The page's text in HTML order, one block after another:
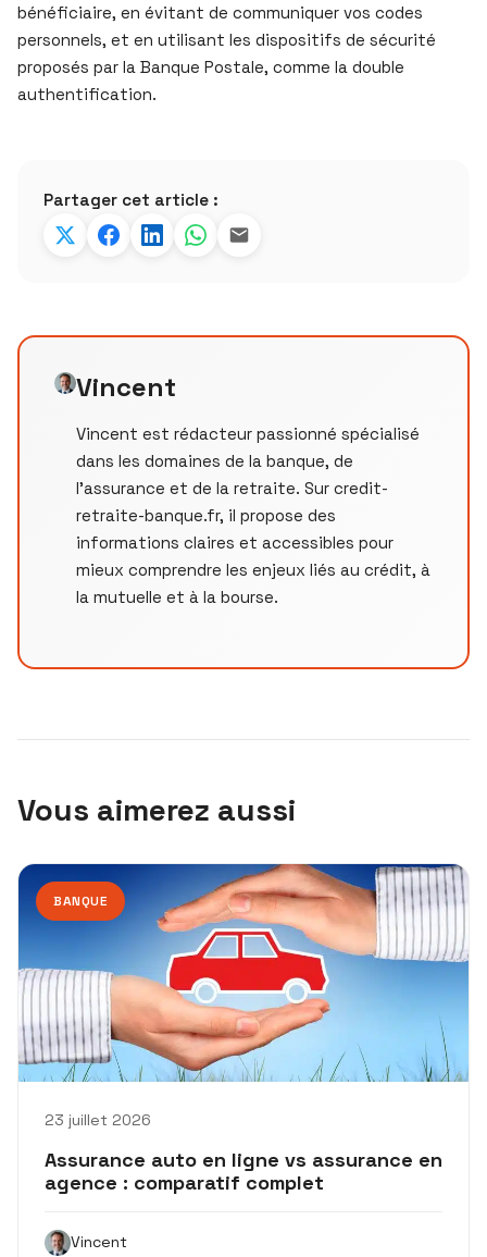
bénéficiaire, en évitant de communiquer vos codes
personnels, et en utilisant les dispositifs de sécurité
proposés par la Banque Postale, comme la double
authentification.
Partager cet article :
Vincent
Vincent est rédacteur passionné spécialisé
dans les domaines de la banque, de
l'assurance et de la retraite. Sur credit-
retraite-banque.fr, il propose des
informations claires et accessibles pour
mieux comprendre les enjeux liés au crédit, à
la mutuelle et à la bourse.
Vous aimerez aussi
BANQUE
23 juillet 2026
Assurance auto en ligne vs assurance en
agence : comparatif complet
Vincent